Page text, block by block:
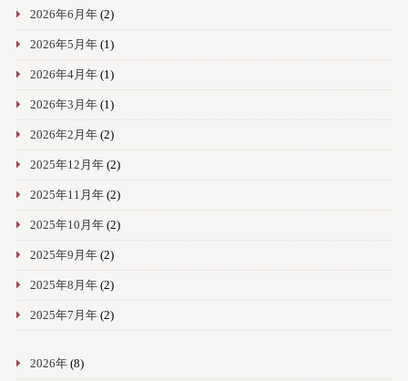
2026年6月年(2)
2026年5月年(1)
2026年4月年(1)
2026年3月年(1)
2026年2月年(2)
2025年12月年(2)
2025年11月年(2)
2025年10月年(2)
2025年9月年(2)
2025年8月年(2)
2025年7月年(2)
2026年(8)